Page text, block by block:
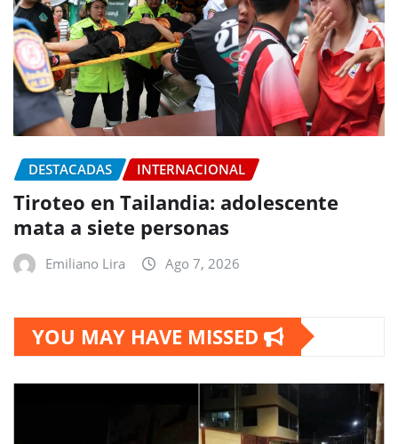
DESTACADAS INTERNACIONAL
Tiroteo en Tailandia: adolescente
mata a siete personas
Emiliano Lira Ago 7, 2026
YOU MAY HAVE MISSED